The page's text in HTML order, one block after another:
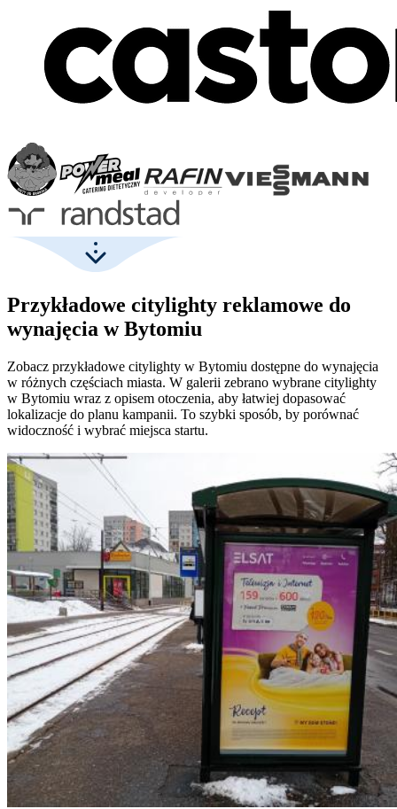
Przykładowe citylighty reklamowe do
wynajęcia w Bytomiu
Zobacz przykładowe citylighty w Bytomiu dostępne do wynajęcia
w różnych częściach miasta. W galerii zebrano wybrane citylighty
w Bytomiu wraz z opisem otoczenia, aby łatwiej dopasować
lokalizacje do planu kampanii. To szybki sposób, by porównać
widoczność i wybrać miejsca startu.